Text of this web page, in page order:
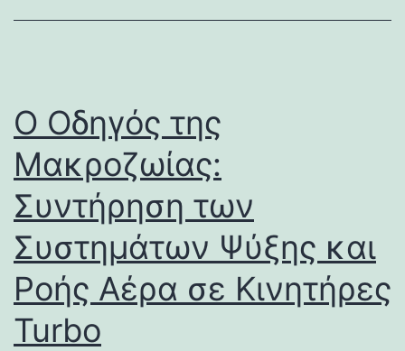
Ο Οδηγός της
Μακροζωίας:
Συντήρηση των
Συστημάτων Ψύξης και
Ροής Αέρα σε Κινητήρες
Turbo